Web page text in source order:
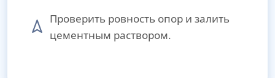
Проверить ровность опор и залить
цементным раствором.